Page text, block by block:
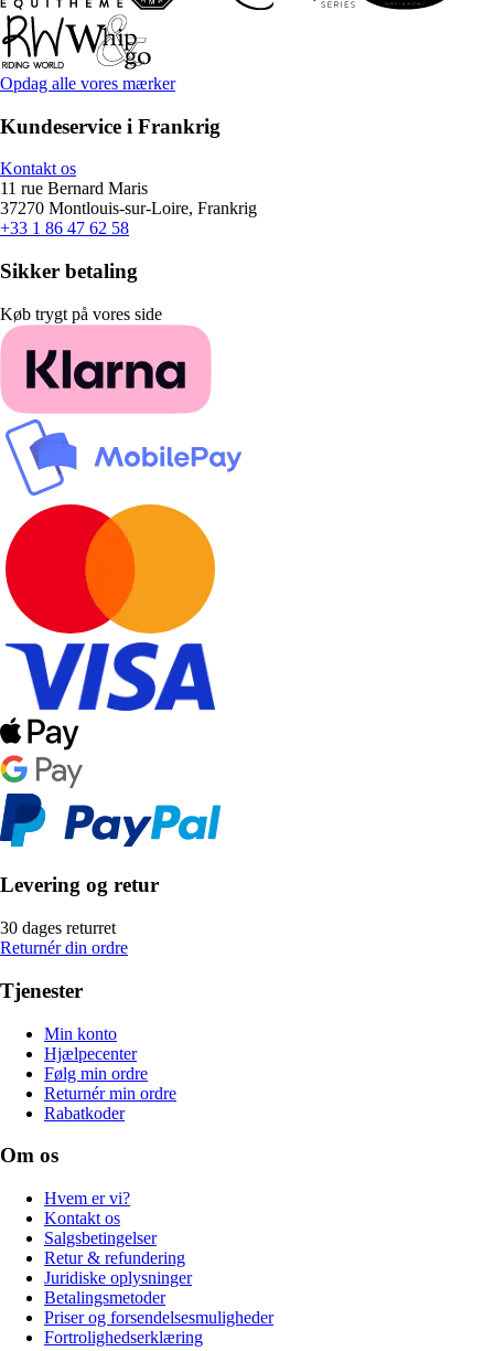
Opdag alle vores mærker
Kundeservice i Frankrig
Kontakt os
11 rue Bernard Maris
37270 Montlouis-sur-Loire, Frankrig
+33 1 86 47 62 58
Sikker betaling
Køb trygt på vores side
Levering og retur
30 dages returret
Returnér din ordre
Tjenester
Min konto
Hjælpecenter
Følg min ordre
Returnér min ordre
Rabatkoder
Om os
Hvem er vi?
Kontakt os
Salgsbetingelser
Retur & refundering
Juridiske oplysninger
Betalingsmetoder
Priser og forsendelsesmuligheder
Fortrolighedserklæring